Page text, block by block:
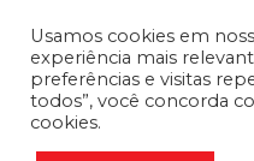
Usamos cookies em
experiência mais
preferências e visitas
todos”, você concorda
cookies.